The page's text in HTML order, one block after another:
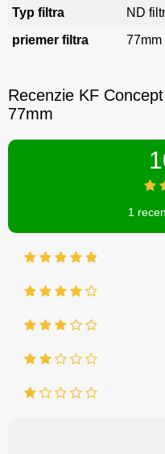
Typ filtra
ND
priemer filtra
77mm
Recenzie KF
77mm
1